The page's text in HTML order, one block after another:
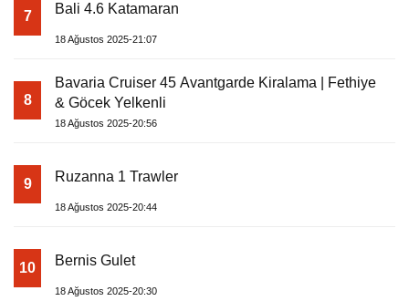
7 Bali 4.6 Katamaran
18 Ağustos 2025-21:07
8
Bavaria Cruiser 45 Avantgarde Kiralama | Fethiye
& Göcek Yelkenli
18 Ağustos 2025-20:56
9 Ruzanna 1 Trawler
18 Ağustos 2025-20:44
10 Bernis Gulet
18 Ağustos 2025-20:30